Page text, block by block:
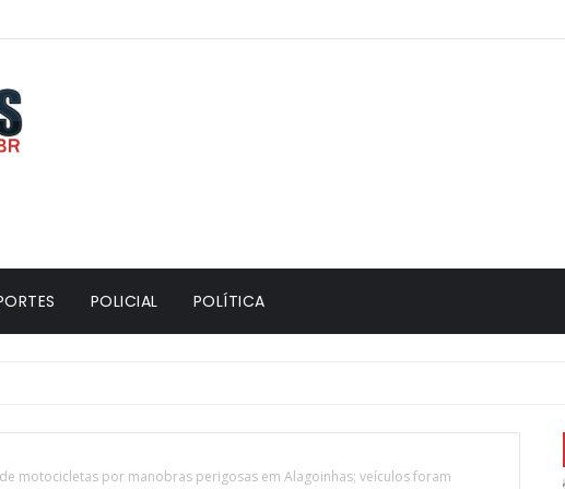
POLICIAL POLÍTICA
motocicletas por manobras perigosas em Alagoinhas; veículos foram